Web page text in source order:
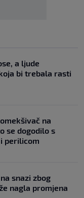
a ljude
bi trebala rasti
na
se dogodilo s
perilicom
snazi zbog
nagla promjena